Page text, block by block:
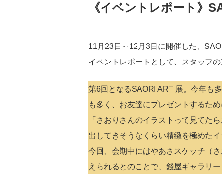
《イベントレポート》
11月23日～12月3日に開催した、
イベントレポートとして、スタッフ
第6回となるSAORI ART 展。今年も
も多く、お友達にプレゼントするため
「さおりさんのイラストって見てた
出してきそうなくらい精緻を極めた
今回、会期中にはやあさスケッチ（
えられるとのことで、錢屋ギャラリ